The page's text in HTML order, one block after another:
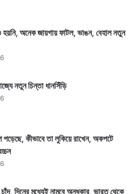
অনেক জায়গায় ফাটল, ভাঙন, বেহাল নতুন
নতুন চিন্তা ধানসিঁড়ি
পড়েছে, কীভাবে তা লুকিয়ে রাখেন, অকপটে
দিনের মধ্যেই নামবে অন্ধকার, ভারত থেকে